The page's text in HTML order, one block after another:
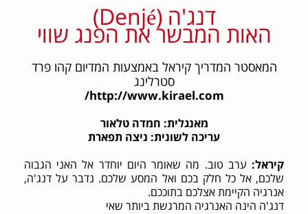
דנג'ה (Denjé)
האות המבשר את הפנג שווי
המאסטר המדריך קיראל באמצעות המדיום קהו פרד
סטרלינג
http://www.kirael.com/
מאנגלית: חמדה טלאור
עריכה לשונית: ניצה תפארת
קיראל:ערב טוב. מה שאומר היום יוחדר אל האני הגבוה
שלכם, אל כל חלק בכם ואל המסע שלכם. נדבר על דנג'ה,
אנרגיה הקיימת אצלכם בתוככם.
דנג'ה הינה האנרגיה המרגשת ביותר שאי